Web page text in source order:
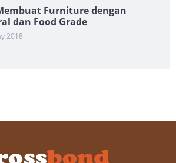
Furniture dengan
dan Food Grade
2018